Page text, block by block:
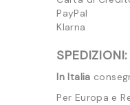
PayPal
Klarna
SPEDIZIONI:
In Italia
Per Europa e